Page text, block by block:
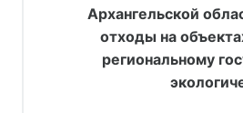
Архангельской
отходы на
региональному